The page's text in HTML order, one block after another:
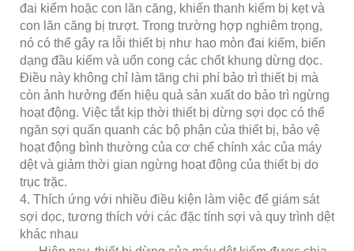
đai kiếm hoặc con lăn căng, khiến thanh kiếm bị kẹt và
con lăn căng bị trượt. Trong trường hợp nghiêm trọng,
nó có thể gây ra lỗi thiết bị như hao mòn đai kiếm, biến
dạng đầu kiếm và uốn cong các chốt khung dừng dọc.
Điều này không chỉ làm tăng chi phí bảo trì thiết bị mà
còn ảnh hưởng đến hiệu quả sản xuất do bảo trì ngừng
hoạt động. Việc tắt kịp thời thiết bị dừng sợi dọc có thể
ngăn sợi quấn quanh các bộ phận của thiết bị, bảo vệ
hoạt động bình thường của cơ chế chính xác của máy
dệt và giảm thời gian ngừng hoạt động của thiết bị do
trục trặc.
4. Thích ứng với nhiều điều kiện làm việc để giám sát
sợi dọc, tương thích với các đặc tính sợi và quy trình dệt
khác nhau